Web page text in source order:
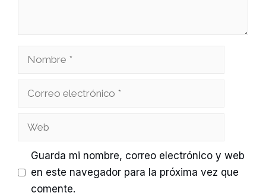
Nombre
Correo
Web
Guarda mi nombre, correo electrónico y web
en este navegador para la próxima vez que
comente.